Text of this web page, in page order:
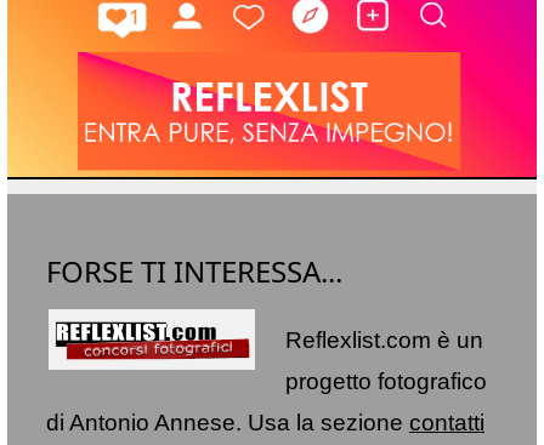
FORSE TI INTERESSA...
Reflexlist.com è un
progetto fotografico
di Antonio Annese. Usa la sezione contatti